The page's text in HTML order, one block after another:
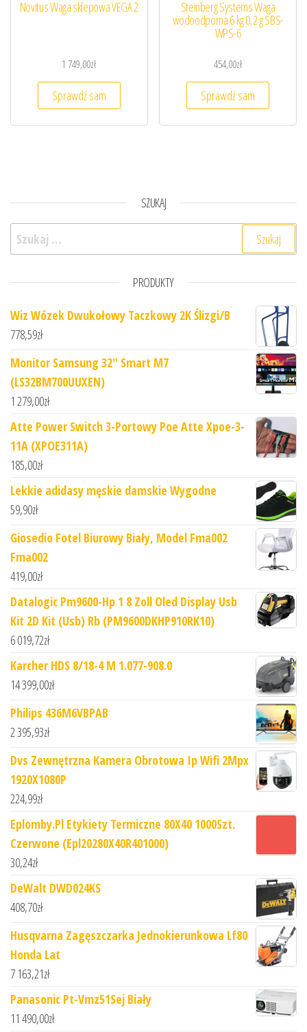
Novitus Waga sklepowa VEGA 2
1 749,00zł
Sprawdź sam
Steinberg Systems Waga
wodoodporna 6 kg 0,2 g SBS-
WPS-6
454,00zł
Sprawdź sam
SZUKAJ
Szukaj:
PRODUKTY
Wiz Wózek Dwukołowy Taczkowy 2K Ślizgi/B
778,59zł
Monitor Samsung 32" Smart M7
(LS32BM700UUXEN)
1 279,00zł
Atte Power Switch 3-Portowy Poe Atte Xpoe-3-
11A (XPOE311A)
185,00zł
Lekkie adidasy męskie damskie Wygodne
59,90zł
Giosedio Fotel Biurowy Biały, Model Fma002
Fma002
419,00zł
Datalogic Pm9600-Hp 1 8 Zoll Oled Display Usb
Kit 2D Kit (Usb) Rb (PM9600DKHP910RK10)
6 019,72zł
Karcher HDS 8/18-4 M 1.077-908.0
14 399,00zł
Philips 436M6VBPAB
2 395,93zł
Dvs Zewnętrzna Kamera Obrotowa Ip Wifi 2Mpx
1920X1080P
224,99zł
Eplomby.Pl Etykiety Termiczne 80X40 1000Szt.
Czerwone (Epl20280X40R401000)
30,24zł
DeWalt DWD024KS
408,70zł
Husqvarna Zagęszczarka Jednokierunkowa Lf80
Honda Lat
7 163,21zł
Panasonic Pt-Vmz51Sej Biały
11 490,00zł